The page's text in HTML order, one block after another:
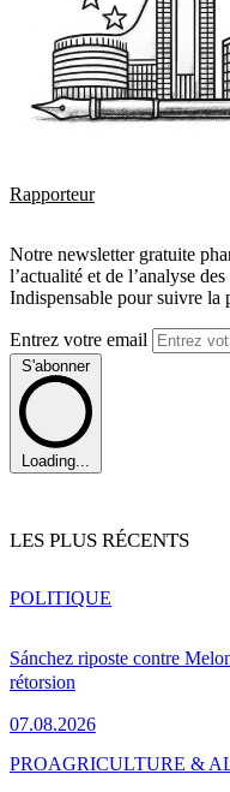
Rapporteur
Notre newsletter gratuite
l’actualité et de l’analyse
Indispensable pour suivre la
Entrez votre email
S'abonner
Loading...
LES PLUS RÉCENTS
Sánchez riposte contre
rétorsion
07.08.2026
POLITIQUE
PROAGRICULTURE &